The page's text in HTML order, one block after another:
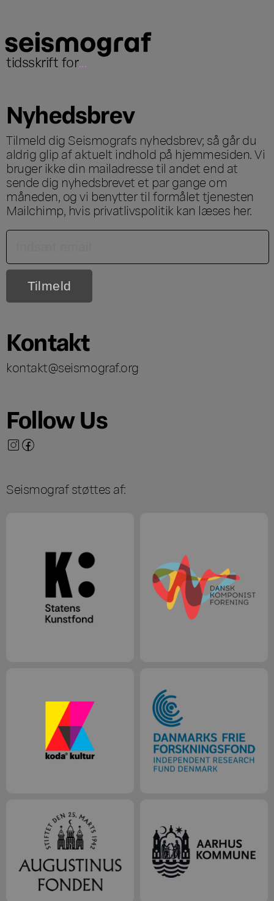
tidsskrift for...
Nyhedsbrev
Tilmeld dig Seismografs nyhedsbrev; så går du
aldrig glip af aktuelt indhold på hjemmesiden. Vi
bruger ikke din mailadresse til andet end at
sende dig nyhedsbrevet et par gange om
måneden, og vi benytter til formålet tjenesten
Mailchimp, hvis privatlivspolitik kan læses her.
Kontakt
kontakt@seismograf.org
Follow Us
Seismograf støttes af: